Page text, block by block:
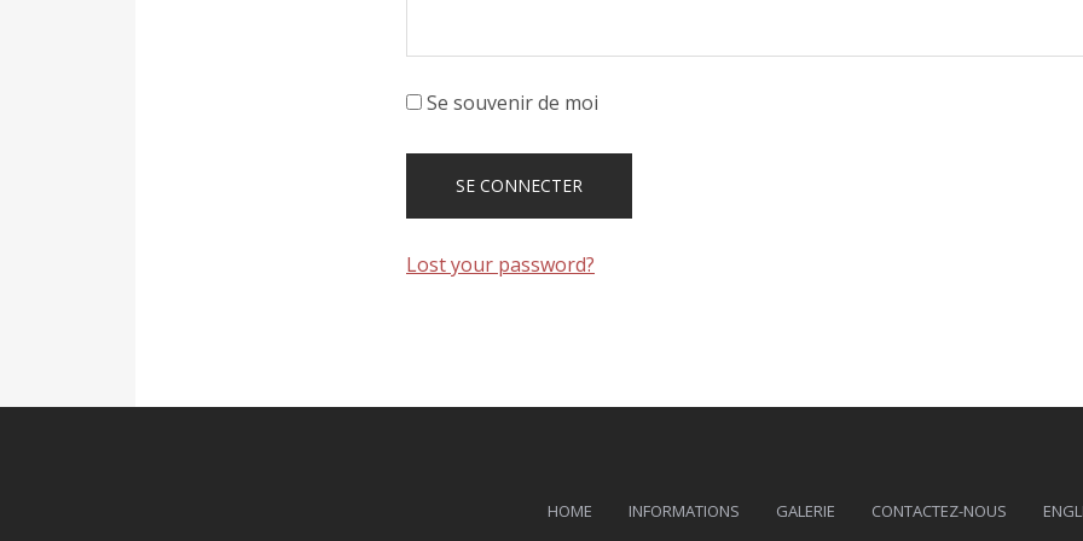
Se souvenir de moi
Lost your password?
HOME INFORMATIONS GALERIE CONTACTEZ-NOUS